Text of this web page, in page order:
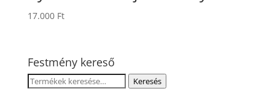
17.000 Ft
Festmény kereső
Keresés
Keresés